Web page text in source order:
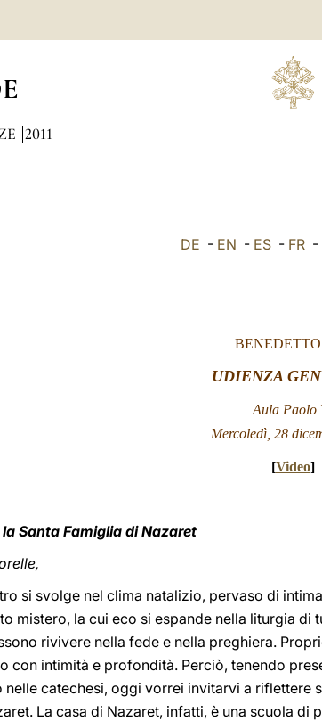
2011
DE - EN - ES- FR-
UDIENZA
Aula Paolo
Mercoledì, 28
[Video]
Santa Famiglia di Nazaret
si svolge nel clima natalizio, pervaso di
mistero, la cui eco si espande nella liturgia di
rivivere nella fede e nella preghiera.
con intimità e profondità. Perciò, tenendo
catechesi, oggi vorrei invitarvi a riflettere
La casa di Nazaret, infatti, è una scuola di